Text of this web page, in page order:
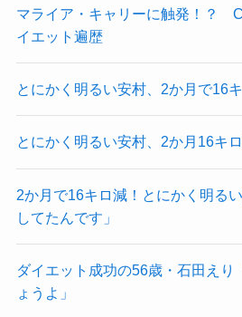
マライア・キャリーに触発！？
イエット遍歴
とにかく明るい安村、2か月で16
とにかく明るい安村、2か月16キ
2か月で16キロ減！とにかく明る
してたんです」
ダイエット成功の56歳・石田えり
ょうよ」